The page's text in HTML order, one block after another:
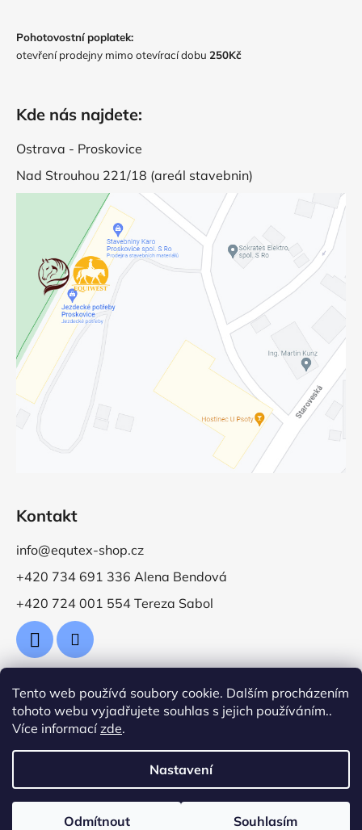
Tento web používá soubory cookie. Dalším procházením
tohoto webu vyjadřujete souhlas s jejich používáním..
Více informacízde.
Nastavení
Odmítnout Souhlasím
Pohotovostní poplatek:
otevření prodejny mimo otevírací dobu 250Kč
Kde nás najdete:
Ostrava - Proskovice
Nad Strouhou 221/18 (areál stavebnin)
Kontakt
info@equtex-shop.cz
+420 734 691 336 Alena Bendová
+420 724 001 554 Tereza Sabol
Přijímáme online platby
Vytvořil Shoptet
Copyright 2026Jezdecké potřeby EquTex. Všechna